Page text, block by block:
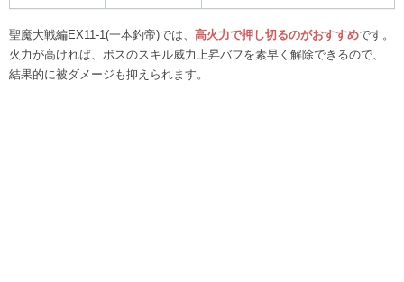
聖魔大戦編EX11-1(一本釣帝)では、 高火力で押し切るのがおすすめです。
火力が高ければ、ボスのスキル威力上昇バフを素早く解除できるので、
結果的に被ダメージも抑えられます。